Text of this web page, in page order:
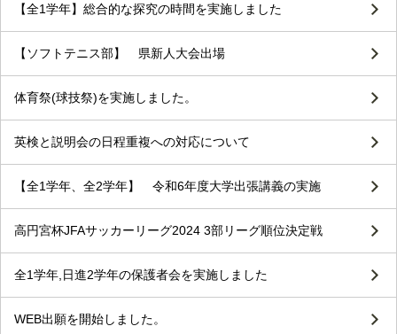
【全1学年】総合的な探究の時間を実施しました
【ソフトテニス部】 県新人大会出場
体育祭(球技祭)を実施しました。
英検と説明会の日程重複への対応について
【全1学年、全2学年】 令和6年度大学出張講義の実施
高円宮杯JFAサッカーリーグ2024 3部リーグ順位決定戦
全1学年,日進2学年の保護者会を実施しました
WEB出願を開始しました。